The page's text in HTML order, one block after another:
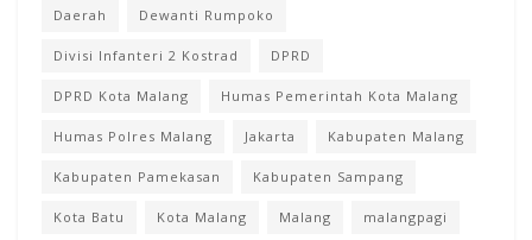
Daerah Dewanti Rumpoko
Divisi Infanteri 2 Kostrad DPRD
DPRD Kota Malang Humas Pemerintah Kota Malang
Humas Polres Malang Jakarta Kabupaten Malang
Kabupaten Pamekasan Kabupaten Sampang
Kota Batu Kota Malang Malang malangpagi